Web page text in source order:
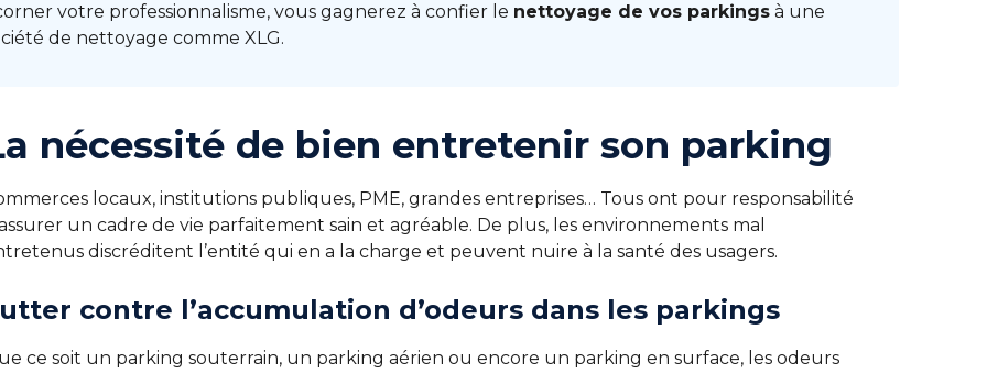
votre professionnalisme, vous gagnerez à confier le nettoyage de vos parkings à une
de nettoyage comme XLG.
nécessité de bien entretenir son parking
locaux, institutions publiques, PME, grandes entreprises… Tous ont pour responsabilité
un cadre de vie parfaitement sain et agréable. De plus, les environnements mal
discréditent l’entité qui en a la charge et peuvent nuire à la santé des usagers.
contre l’accumulation d’odeurs dans les parkings
ce soit un parking souterrain, un parking aérien ou encore un parking en surface, les odeurs